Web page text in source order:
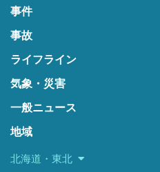
事件
事故
ライフライン
気象・災害
一般ニュース
地域
北海道・東北